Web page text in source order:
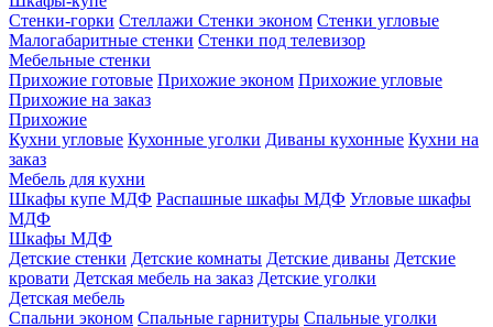
Стенки-горки Стеллажи Стенки эконом Стенки угловые
Малогабаритные стенки Стенки под телевизор
Мебельные стенки
Прихожие готовые Прихожие эконом Прихожие угловые
Прихожие на заказ
Прихожие
Кухни угловые Кухонные уголки Диваны кухонные Кухни на
заказ
Мебель для кухни
Шкафы купе МДФ Распашные шкафы МДФ Угловые шкафы
МДФ
Шкафы МДФ
Детские стенки Детские комнаты Детские диваны Детские
кровати Детская мебель на заказ Детские уголки
Детская мебель
Спальни эконом Спальные гарнитуры Спальные уголки